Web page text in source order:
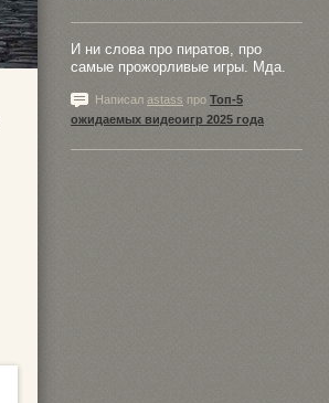
И ни слова про пиратов, про
самые прожорливые игры. Мда.
Написал astass про Топ-5
ожидаемых видеоигр 2025 года